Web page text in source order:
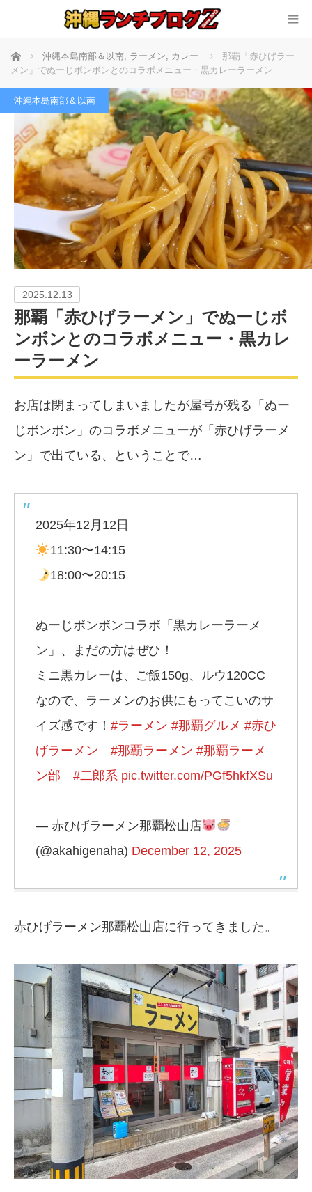
ホーム 沖縄本島南部＆以南, ラーメン, カレー
那覇「赤ひげラー
メン」でぬーじボンボンとのコラボメニュー・黒カレーラーメン
沖縄本島南部＆以南
2025.12.13
那覇「赤ひげラーメン」でぬーじボ
ンボンとのコラボメニュー・黒カレ
ーラーメン
お店は閉まってしまいましたが屋号が残る「ぬー
じボンボン」のコラボメニューが「赤ひげラーメ
ン」で出ている、ということで…
2025年12月12日
11:30〜14:15
18:00〜20:15
ぬーじボンボンコラボ「黒カレーラーメ
ン」、まだの方はぜひ！
ミニ黒カレーは、ご飯150g、ルウ120CC
なので、ラーメンのお供にもってこいのサ
イズ感です！ #ラーメン #那覇グルメ #赤ひ
げラーメン
#那覇ラーメン #那覇ラーメ
ン部
#二郎系 pic.twitter.com/PGf5hkfXSu
— 赤ひげラーメン那覇松山店
(@akahigenaha) December 12, 2025
赤ひげラーメン那覇松山店に行ってきました。